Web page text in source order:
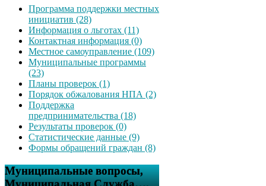
Программа поддержки местных
инициатив (28)
Информация о льготах (11)
Контактная информация (0)
Местное самоуправление (109)
Муниципальные программы
(23)
Планы проверок (1)
Порядок обжалования НПА (2)
Поддержка
предпринимательства (18)
Результаты проверок (0)
Статистические данные (9)
Формы обращений граждан (8)
Муниципальные вопросы,